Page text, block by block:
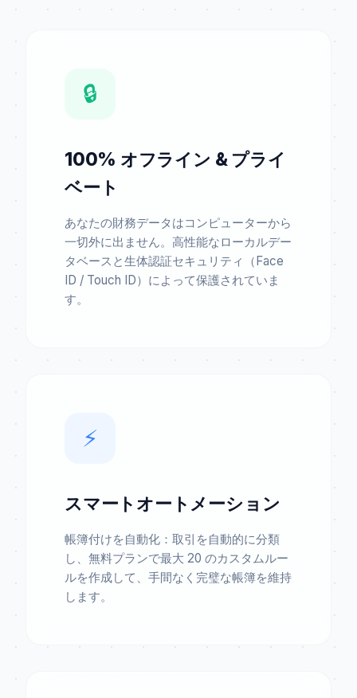
🔒
100% オフライン & プライ
ベート
あなたの財務データはコンピューターから
一切外に出ません。高性能なローカルデー
タベースと生体認証セキュリティ（Face
ID / Touch ID）によって保護されていま
す。
⚡️
スマートオートメーション
帳簿付けを自動化：取引を自動的に分類
し、無料プランで最大 20 のカスタムルー
ルを作成して、手間なく完璧な帳簿を維持
します。